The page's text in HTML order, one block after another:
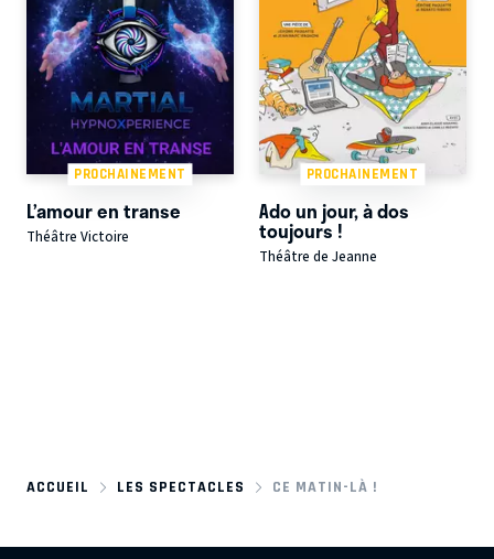
PROCHAINEMENT
L’amour en transe
Théâtre Victoire
PROCHAINEMENT
Ado un jour, à dos
toujours !
Théâtre de Jeanne
ACCUEIL LES SPECTACLES CE MATIN-LÀ !